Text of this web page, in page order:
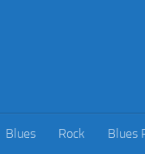
Blues Rock Blues